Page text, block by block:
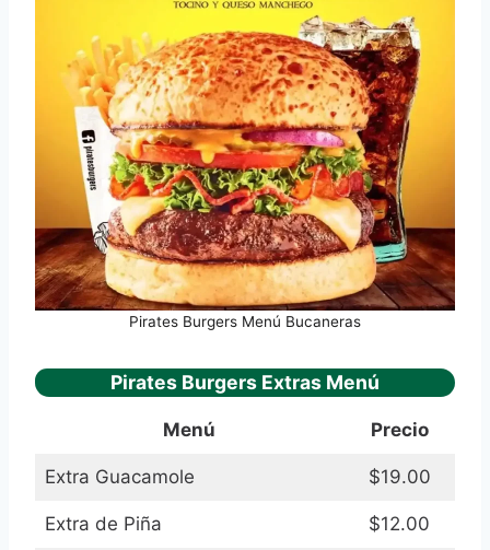
Pirates Burgers Menú Bucaneras
Pirates Burgers Extras Menú
Menú Precio
Extra Guacamole $19.00
Extra de Piña $12.00